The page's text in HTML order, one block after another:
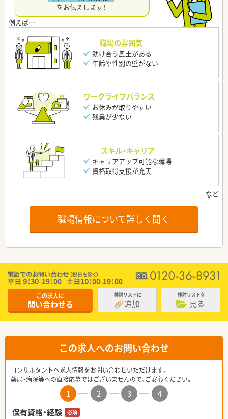
をお伝えします！
職場の雰囲気
助け合う風土がある
年齢や性別の壁がない
ワークライフバランス
お休みが取りやすい
残業が少ない
スキル・キャリア
キャリアアップ可能な職場
資格取得支援が充実
職場情報について詳しく聞く
この求人に
問い合わせる
検討リストに
追加
検討リストを
見る
この求人へのお問い合わせ
コンサルタントへ求人情報をお問い合わせいただけます。
薬局・病院等への直接応募ではございませんので、ご安心ください。
1 2 3
4
保有資格・経験
必須